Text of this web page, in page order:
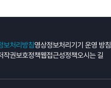
보처리방침영상정보처리기기 운영 방침
작권보호정책웹접근성정책오시는 길